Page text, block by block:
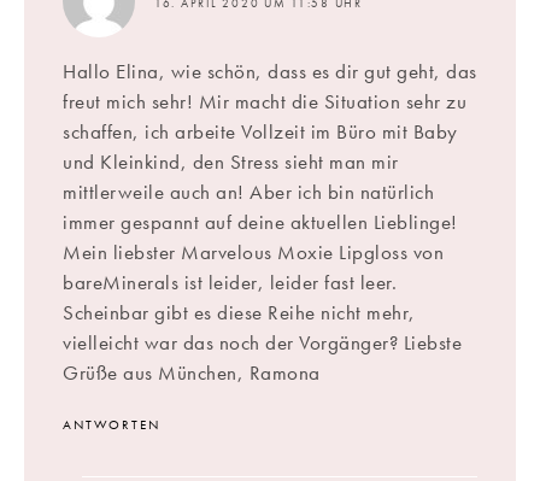
16. APRIL 2020 UM 11:58 UHR
Hallo Elina, wie schön, dass es dir gut geht, das
freut mich sehr! Mir macht die Situation sehr zu
schaffen, ich arbeite Vollzeit im Büro mit Baby
und Kleinkind, den Stress sieht man mir
mittlerweile auch an! Aber ich bin natürlich
immer gespannt auf deine aktuellen Lieblinge!
Mein liebster Marvelous Moxie Lipgloss von
bareMinerals ist leider, leider fast leer.
Scheinbar gibt es diese Reihe nicht mehr,
vielleicht war das noch der Vorgänger? Liebste
Grüße aus München, Ramona
ANTWORTEN